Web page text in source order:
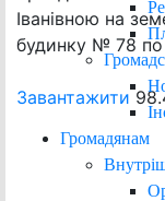
Громадянам
Іванівною на
будинку № 78 по
Завантажити